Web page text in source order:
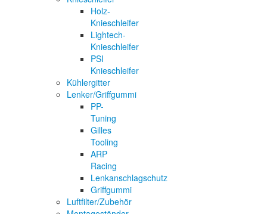
Holz-
Knieschleifer
Lightech-
Knieschleifer
PSI
Knieschleifer
Kühlergitter
Lenker/Griffgummi
PP-
Tuning
Gilles
Tooling
ARP
Racing
Lenkanschlagschutz
Griffgummi
Luftfilter/Zubehör